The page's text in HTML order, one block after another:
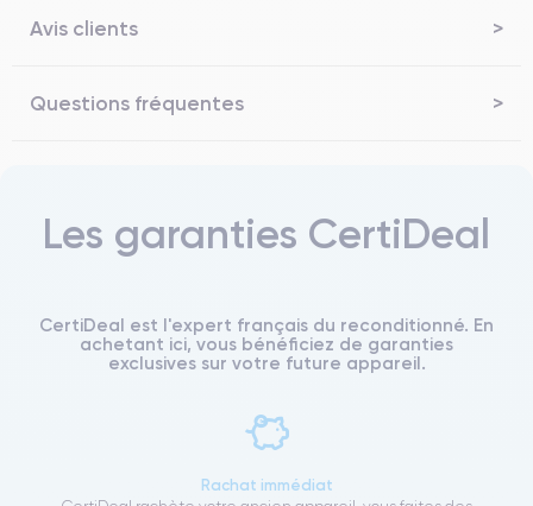
Avis clients
Questions fréquentes
Les garanties CertiDeal
CertiDeal est l'expert français du reconditionné. En
achetant ici, vous bénéficiez de garanties
exclusives sur votre future appareil.
Rachat immédiat